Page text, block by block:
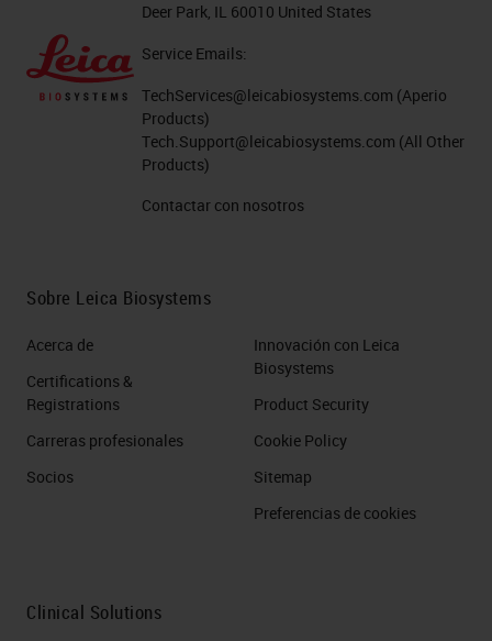
Deer Park, IL 60010 United States
Service Emails:
TechServices@leicabiosystems.com (Aperio
Products)
Tech.Support@leicabiosystems.com (All Other
Products)
Contactar con nosotros
Sobre Leica Biosystems
Acerca de
Certifications &
Registrations
Carreras profesionales
Socios
Innovación con Leica
Biosystems
Product Security
Cookie Policy
Sitemap
Preferencias de cookies
Clinical Solutions